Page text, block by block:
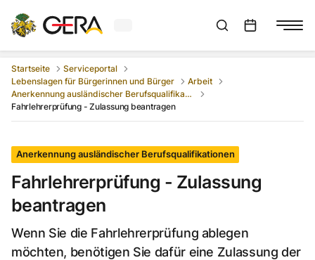
Aktuelles Wetter in GeraSuchleiste anzeigen
Startseite
Serviceportal
Lebenslagen für Bürgerinnen und Bürger
Arbeit
Anerkennung ausländischer Berufsqualifikationen
Fahrlehrerprüfung - Zulassung beantragen
Anerkennung ausländischer Berufsqualifikationen
Fahrlehrerprüfung - Zulassung
beantragen
Wenn Sie die Fahrlehrerprüfung ablegen
möchten, benötigen Sie dafür eine Zulassung der